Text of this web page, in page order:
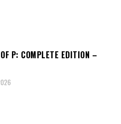
P: COMPLETE EDITION –